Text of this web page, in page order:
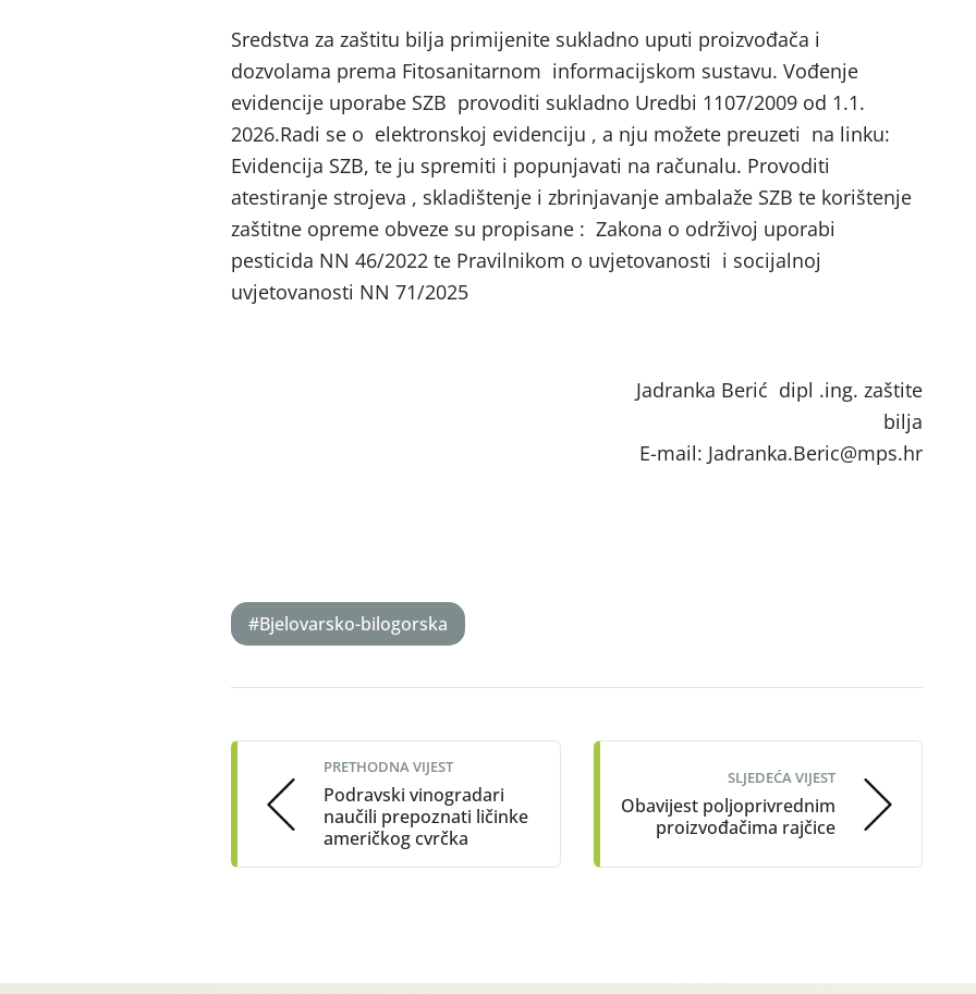
Sredstva za zaštitu bilja primijenite sukladno uputi proizvođača i
dozvolama prema Fitosanitarnom informacijskom sustavu. Vođenje
evidencije uporabe SZB provoditi sukladno Uredbi 1107/2009 od 1.1.
2026.Radi se o elektronskoj evidenciju , a nju možete preuzeti na linku:
Evidencija SZB, te ju spremiti i popunjavati na računalu. Provoditi
atestiranje strojeva , skladištenje i zbrinjavanje ambalaže SZB te korištenje
zaštitne opreme obveze su propisane : Zakona o održivoj uporabi
pesticida NN 46/2022 te Pravilnikom o uvjetovanosti i socijalnoj
uvjetovanosti NN 71/2025
Jadranka Berić dipl .ing. zaštite
bilja
E-mail: Jadranka.Beric@mps.hr
#Bjelovarsko-bilogorska
navigation
PRETHODNA VIJEST
Podravski vinogradari
naučili prepoznati ličinke
američkog cvrčka
SLJEDEĆA VIJEST
Obavijest poljoprivrednim
proizvođačima rajčice